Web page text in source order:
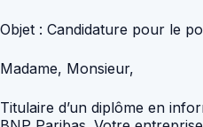
Objet : Candidature pour le
Madame, Monsieur,
Titulaire d’un diplôme en